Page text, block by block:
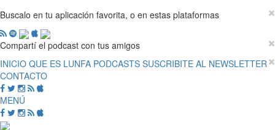
Buscalo en tu aplicación favorita, o en estas plataformas
Compartí el podcast con tus amigos
INICIO QUE ES LUNFA PODCASTS SUSCRIBITE AL NEWSLETTER
CONTACTO
MENÚ